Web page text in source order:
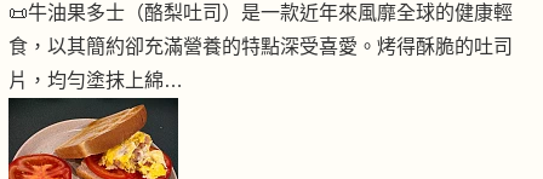
📜牛油果多士（酪梨吐司）是一款近年來風靡全球的健康輕
食，以其簡約卻充滿營養的特點深受喜愛。烤得酥脆的吐司
片，均勻塗抹上綿…